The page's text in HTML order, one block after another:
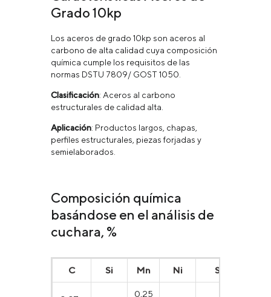
Grado 10kp
Los aceros de grado 10kp son aceros al
carbono de alta calidad cuya composición
química cumple los requisitos de las
normas DSTU 7809/ GOST 1050.
Clasificación: Aceros al carbono
estructurales de calidad alta.
Aplicación: Productos largos, chapas,
perfiles estructurales, piezas forjadas y
semielaborados.
Composición química
basándose en el análisis de
cuchara, %
С Si Mn Ni S
0,25